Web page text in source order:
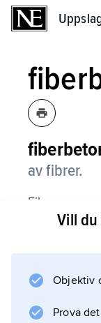
av fibrer.
Fibrernas
betongen
oftast
0,5 mm och
Vill
Objektiv
Prova